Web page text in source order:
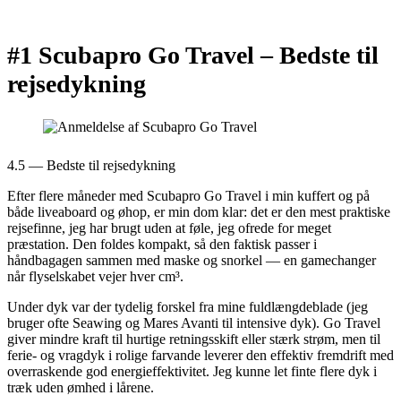
#1 Scubapro Go Travel –Bedste til
rejsedykning
4.5 — Bedste til rejsedykning
Efter flere måneder med Scubapro Go Travel i min kuffert og på
både liveaboard og øhop, er min dom klar: det er den mest praktiske
rejsefinne, jeg har brugt uden at føle, jeg ofrede for meget
præstation. Den foldes kompakt, så den faktisk passer i
håndbagagen sammen med maske og snorkel — en gamechanger
når flyselskabet vejer hver cm³.
Under dyk var der tydelig forskel fra mine fuldlængdeblade (jeg
bruger ofte Seawing og Mares Avanti til intensive dyk). Go Travel
giver mindre kraft til hurtige retningsskift eller stærk strøm, men til
ferie- og vragdyk i rolige farvande leverer den effektiv fremdrift med
overraskende god energieffektivitet. Jeg kunne let finte flere dyk i
træk uden ømhed i lårene.